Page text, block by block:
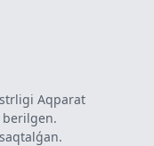
Aqparat
berilgen.